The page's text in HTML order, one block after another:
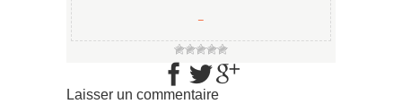
−
Laisser un commentaire